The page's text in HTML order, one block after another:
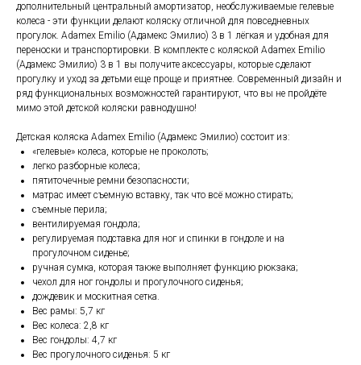
дополнительный центральный амортизатор, необслуживаемые гелевые
колеса - эти функции делают коляску отличной для повседневных
прогулок. Adamex Emilio (Адамекс Эмилио) 3 в 1 лёгкая и удобная для
переноски и транспортировки. В комплекте с коляской Adamex Emilio
(Адамекс Эмилио) 3 в 1 вы получите аксессуары, которые сделают
прогулку и уход за детьми еще проще и приятнее. Современный дизайн и
ряд функциональных возможностей гарантируют, что вы не пройдёте
мимо этой детской коляски равнодушно!
Детская коляска Adamex Emilio (Адамекс Эмилио) состоит из:
«гелевые» колеса, которые не проколоть;
легко разборные колеса;
пятиточечные ремни безопасности;
матрас имеет съемную вставку, так что всё можно стирать;
съемные перила;
вентилируемая гондола;
регулируемая подставка для ног и спинки в гондоле и на
прогулочном сиденье;
ручная сумка, которая также выполняет функцию рюкзака;
чехол для ног гондолы и прогулочного сиденья;
дождевик и москитная сетка.
Вес рамы: 5,7 кг
Вес колеса: 2,8 кг
Вес гондолы: 4,7 кг
Вес прогулочного сиденья: 5 кг